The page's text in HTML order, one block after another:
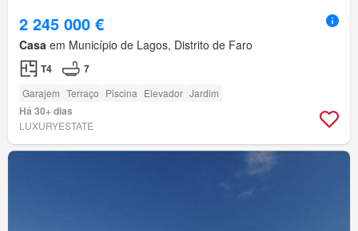
2 245 000 €
Casa em Município de Lagos, Distrito de Faro
T4 7
Garajem Terraço Piscina Elevador Jardim
Há 30+ dias
LUXURYESTATE